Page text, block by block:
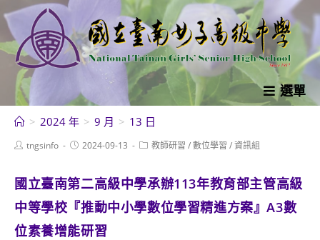
跳
轉
至
內
選單
> 2024 年 > 9 月 > 13 日
Posttngsinfo
Post2024-09-13
Post教師研習 /數位學習 /資訊組
國立臺南第二高級中學承辦113年教育部主管高級
中等學校『推動中小學數位學習精進方案』A3數
位素養增能研習